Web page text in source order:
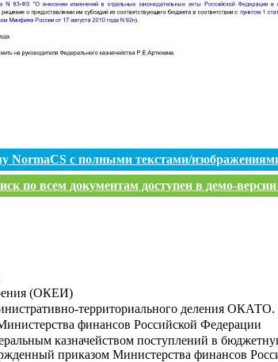
NormaCS с полными текстами/
по всем документам доступен в демо-версии
(ОКЕИ)
территориального деления ОКАТО.
финансов Российской Федерации
казначейством поступлений в
приказом Министерства финансов